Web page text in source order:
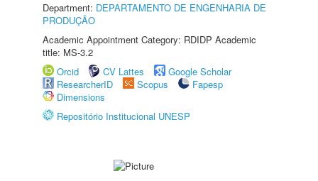
Department: DEPARTAMENTO DE ENGENHARIA DE
PRODUÇÃO
Academic Appointment Category: RDIDP Academic
title: MS-3.2
Orcid
CV Lattes
Google Scholar
ResearcherID
Scopus
Fapesp
Dimensions
Repositório Institucional UNESP